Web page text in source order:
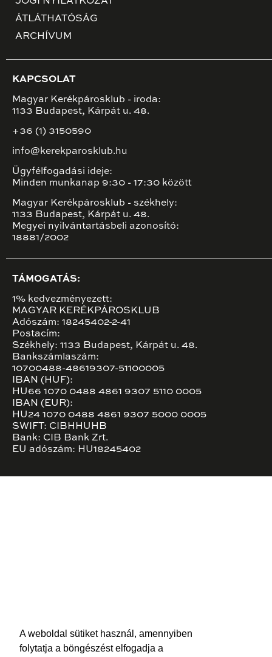
A weboldal sütiket használ, amennyiben
folytatja a böngészést elfogadja a
ÁTLÁTHATÓSÁG
ARCHÍVUM
KAPCSOLAT
Magyar Kerékpárosklub - iroda:
1133 Budapest, Kárpát u. 48.
+36 (1) 3150590
info@kerekparosklub.hu
Ügyfélfogadási ideje:
Minden munkanap 9:30 - 17:30 között
Magyar Kerékpárosklub - székhely:
1133 Budapest, Kárpát u. 48.
Megyei nyilvántartásbeli azonosító:
18881/2002
TÁMOGATÁS:
1% kedvezményezett:
MAGYAR KERÉKPÁROSKLUB
Adószám: 18245402-2-41
Postacím:
Székhely: 1133 Budapest, Kárpát u. 48.
Bankszámlaszám:
10700488-48619307-51100005
IBAN (HUF):
HU66 1070 0488 4861 9307 5110 0005
IBAN (EUR):
HU24 1070 0488 4861 9307 5000 0005
SWIFT: CIBHHUHB
Bank: CIB Bank Zrt.
EU adószám: HU18245402